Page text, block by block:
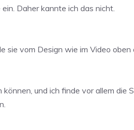
Daher kannte ich das nicht.
sie vom Design wie im Video
und ich finde vor allem